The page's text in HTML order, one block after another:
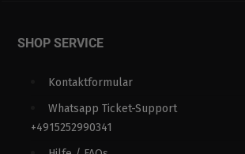
SHOP SERVICE
Kontaktformular
Whatsapp Ticket-Support
+4915252990341